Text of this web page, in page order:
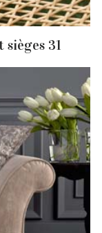
sièges 31